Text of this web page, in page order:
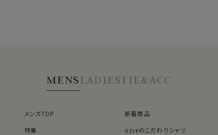
MENSLADIESTIE&ACC
メンズTOP
新着商品
特集
ozieのこだわりシャツ